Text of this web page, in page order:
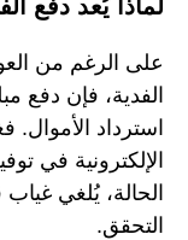
لماذا يُعد دفع
على الرغم من
استرداد الأموال.
الإلكترونية في
الحالة، يُلغي
التحقق.